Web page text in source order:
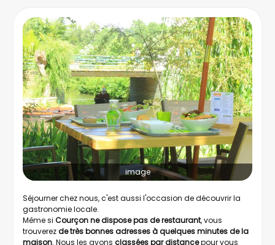
image
Séjourner chez nous, c'est aussi l'occasion de découvrir la
gastronomie locale.
Même si Courçon ne dispose pas de restaurant, vous
trouverezde très bonnes adresses à quelques minutes de la
maison. Nous les avons classées par distancepour vous